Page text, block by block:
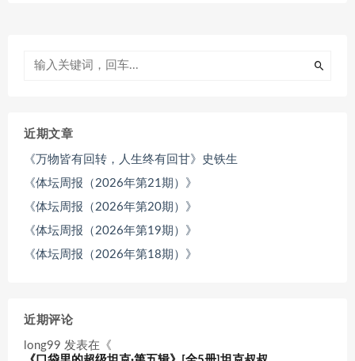
近期文章
《万物皆有回转，人生终有回甘》史铁生
《体坛周报（2026年第21期）》
《体坛周报（2026年第20期）》
《体坛周报（2026年第19期）》
《体坛周报（2026年第18期）》
近期评论
long99 发表在《